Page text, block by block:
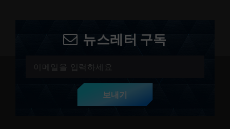
뉴스레터 구독
보내기